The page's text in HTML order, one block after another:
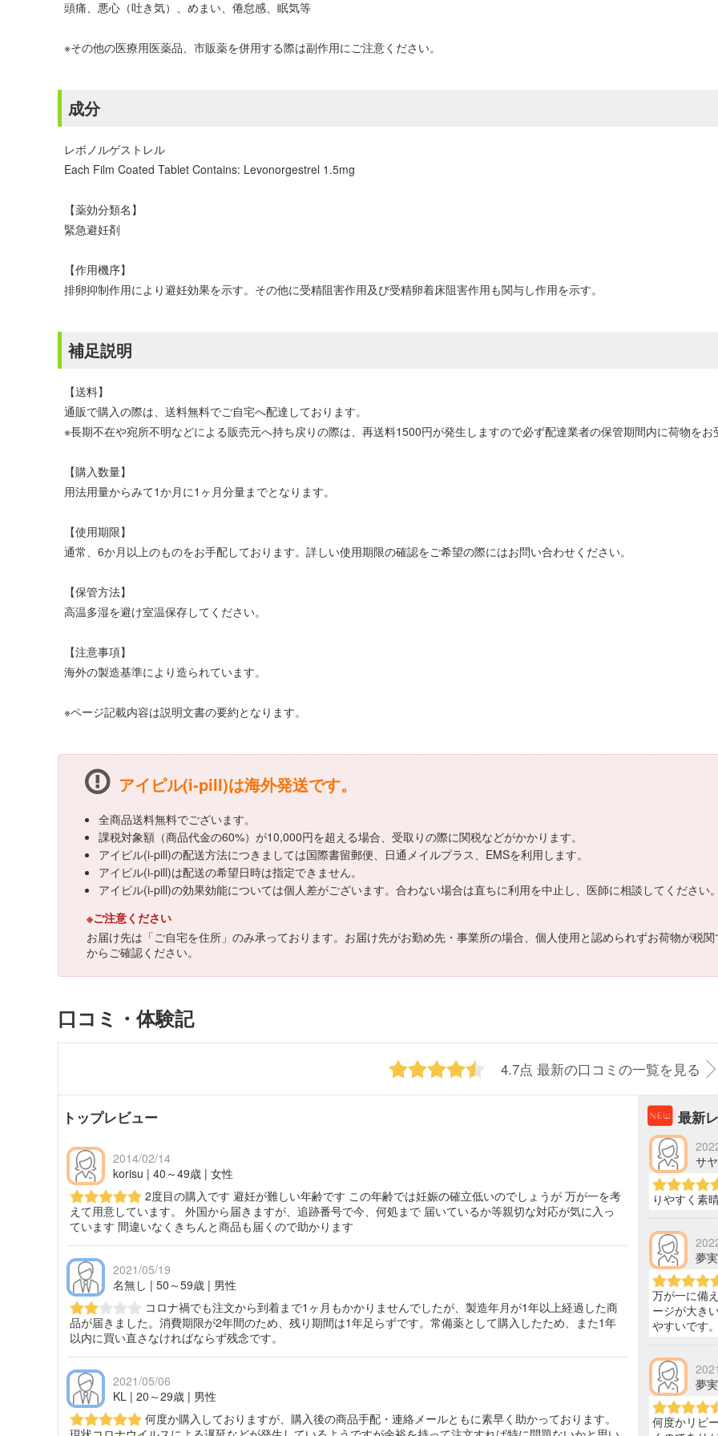
頭痛、悪心（吐き気）、めまい、倦怠感、眠気等
※その他の医療用医薬品、市販薬を併用する際は副作用にご注意ください。
成分
レボノルゲストレル
Each Film Coated Tablet Contains: Levonorgestrel 1.5mg
【薬効分類名】
緊急避妊剤
【作用機序】
排卵抑制作用により避妊効果を示す。その他に受精阻害作用及び受精卵着床阻害作用も関与し作用を示す。
補足説明
【送料】
通販で購入の際は、送料無料でご自宅へ配達しております。
※長期不在や宛所不明などによる販売元へ持ち戻りの際は、再送料1500円が発生しますので必ず配達業者の保管期間内に荷物をお
【購入数量】
用法用量からみて1か月に1ヶ月分量までとなります。
【使用期限】
通常、6か月以上のものをお手配しております。詳しい使用期限の確認をご希望の際にはお問い合わせください。
【保管方法】
高温多湿を避け室温保存してください。
【注意事項】
海外の製造基準により造られています。
※ページ記載内容は説明文書の要約となります。
アイピル(i-pill)は海外発送です。
全商品送料無料でございます。
課税対象額（商品代金の60%）が10,000円を超える場合、受取りの際に関税などがかかります。
アイピル(i-pill)の配送方法につきましては国際書留郵便、日通メイルプラス、EMSを利用します。
アイピル(i-pill)は配送の希望日時は指定できません。
アイピル(i-pill)の効果効能については個人差がございます。合わない場合は直ちに利用を中止し、医師に相談してください。
※ご注意ください
お届け先は「ご自宅を住所」のみ承っております。お届け先がお勤め先・事業所の場合、個人使用と認められずお荷物が税
からご確認ください。
口コミ・体験記
4.7点 最新の口コミの一覧を見る
トップレビュー
2014/02/14
korisu | 40～49歳 | 女性
2度目の購入です 避妊が難しい年齢です この年齢では妊娠の確立低いのでしょうが 万が一を考
えて用意しています。 外国から届きますが、追跡番号で今、何処まで 届いているか等親切な対応が気に入っ
ています 間違いなくきちんと商品も届くので助かります
2021/05/19
名無し | 50～59歳 | 男性
コロナ禍でも注文から到着まで1ヶ月もかかりませんでしたが、製造年月が1年以上経過した商
品が届きました。消費期限が2年間のため、残り期間は1年足らずです。常備薬として購入したため、また1年
以内に買い直さなければならず残念です。
2021/05/06
KL | 20～29歳 | 男性
何度か購入しておりますが、購入後の商品手配・連絡メールともに素早く助かっております。
最新
サ
りやすく素
夢
万が一に備
ージが大き
やすいです。
夢
何度かリピ